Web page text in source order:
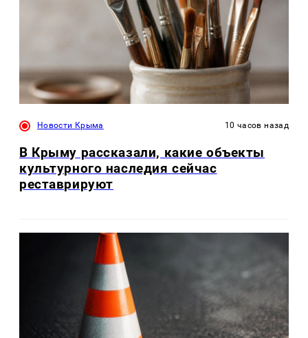
Новости Крыма 10 часов назад
В Крыму рассказали, какие объекты
культурного наследия сейчас
реставрируют